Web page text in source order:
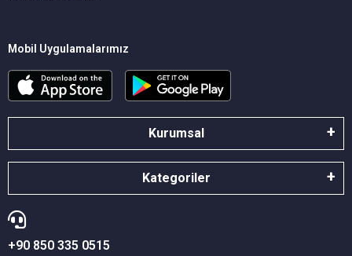
Mobil Uygulamalarımız
Kurumsal
Kategoriler
+90 850 335 0515